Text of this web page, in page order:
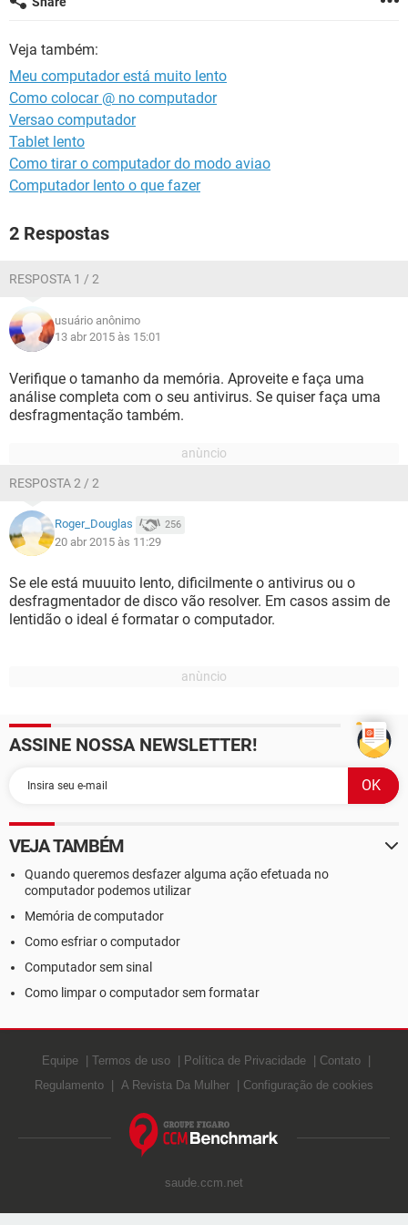
GUIA DE COMPRAS
Veja também:
Meu computador está muito lento
Como colocar @ no computador
Versao computador
Tablet lento
Como tirar o computador do modo aviao
Computador lento o que fazer
2 Respostas
RESPOSTA 1 / 2
usuário anônimo
13 abr 2015 às 15:01
Verifique o tamanho da memória. Aproveite e faça uma
análise completa com o seu antivirus. Se quiser faça uma
desfragmentação também.
RESPOSTA 2 / 2
Roger_Douglas 256
20 abr 2015 às 11:29
Se ele está muuuito lento, dificilmente o antivirus ou o
desfragmentador de disco vão resolver. Em casos assim de
lentidão o ideal é formatar o computador.
ASSINE NOSSA NEWSLETTER!
VEJA TAMBÉM
Quando queremos desfazer alguma ação efetuada no
computador podemos utilizar
Memória de computador
Como esfriar o computador
Computador sem sinal
Como limpar o computador sem formatar
Equipe Termos de uso Política de Privacidade
Contato
Regulamento
A Revista Da Mulher Configuração de cookies
saude.ccm.net